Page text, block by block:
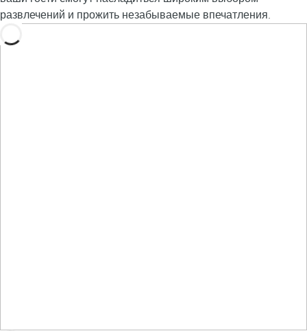
развлечений и прожить незабываемые впечатления.